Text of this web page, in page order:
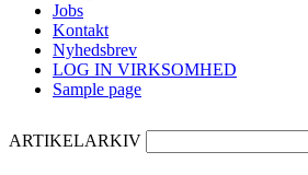
Jobs
Kontakt
Nyhedsbrev
LOG IN VIRKSOMHED
Sample page
ARTIKELARKIV